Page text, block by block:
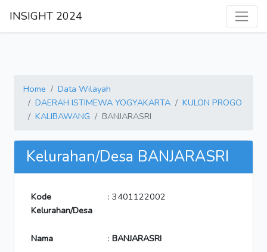
INSIGHT 2024
Home
Data Wilayah
DAERAH ISTIMEWA YOGYAKARTA
KULON PROGO
KALIBAWANG
BANJARASRI
Kelurahan/Desa BANJARASRI
Kode
Kelurahan/Desa
: 3401122002
Nama : BANJARASRI